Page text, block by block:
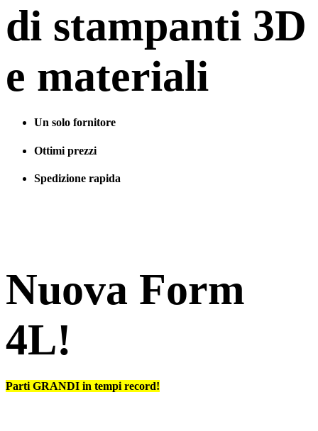
di stampanti 3D
e materiali
Un solo fornitore
Ottimi prezzi
Spedizione rapida
Nuova Form
4L!
Parti GRANDI in tempi record!